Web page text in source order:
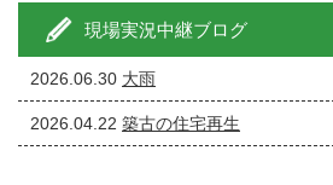
現場実況中継ブログ
2026.06.30 大雨
2026.04.22 築古の住宅再生